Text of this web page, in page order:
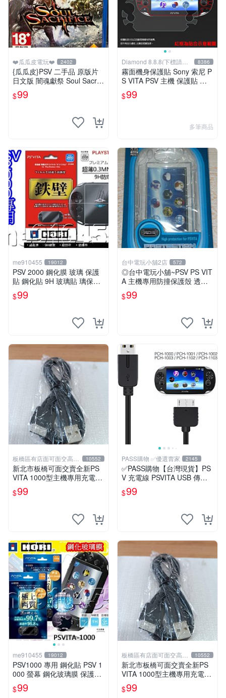
❤️瓜瓜皮電玩❤️ 2402
{瓜瓜皮}PSV 二手品 原版片
日文版 闇魂獻祭 Soul Sacrifi
ce(遊戲都有回收)
$99
Diamond 8.8.8(下標請先
詢問)
8386
霧面機身保護貼 Sony 索尼 P
S VITA PSV 主機 保護貼 軟
性 霧貼 霧面貼 機身貼 機身
膜 保護膜
$99
多筆商品
me910455 19012
PSV 2000 鋼化膜 玻璃 保護
貼 鋼化貼 9H 玻璃貼 璃保護
貼 PSV2000 保護膜 有現貨
$99
台中電玩小舖2店 572
◎台中電玩小舖~PSV PS VIT
A 主機專用防撞保護殼 透明
防撞水晶殼 透明白 1007 ~99
$99
板橋區有店面可面交高價
回收電玩
10552
新北市板橋可面交賣全新PS
VITA 1000型主機專用充電線
~~~超便宜只賣99元
$99
PASS購物 ✅優選賣家 2145
✅PASS購物【台灣現貨】PS
V 充電線 PSVITA USB 傳輸
線 PSV 1000 電源線 數據線
PSV 充電器
$99
me910455 19012
PSV1000 專用 鋼化貼 PSV 1
000 螢幕 鋼化玻璃膜 保護貼
PSVita 鋼化膜 保護膜 保貼
有現貨
$99
板橋區有店面可面交高價
回收電玩
10552
新北市板橋可面交賣全新PS
VITA 1000型主機專用充電
線....超便宜只賣99元
$99